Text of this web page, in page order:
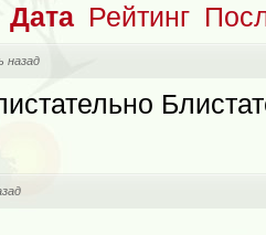
Дата Рейтинг
назад